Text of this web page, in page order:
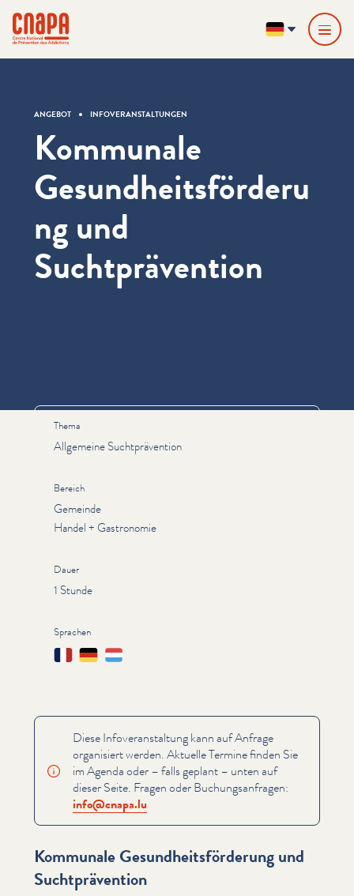
cnapa
DE
ANGEBOT INFOVERANSTALTUNGEN
Kommunale
Gesundheitsförderu
ng und
Suchtprävention
Thema
Allgemeine Suchtprävention
Bereich
Gemeinde
Handel + Gastronomie
Dauer
1 Stunde
Sprachen
FrançaisDeutschLëtzebuergesch
Diese Infover­anstal­tung kann auf Anfrage
organisiert werden. Aktuelle Termine finden Sie
im Agenda oder – falls geplant – unten auf
dieser Seite. Fragen oder Buchungsan­fra­gen:
info@​cnapa.​lu
Kommunale Gesundheitsförderung und
Suchtprävention